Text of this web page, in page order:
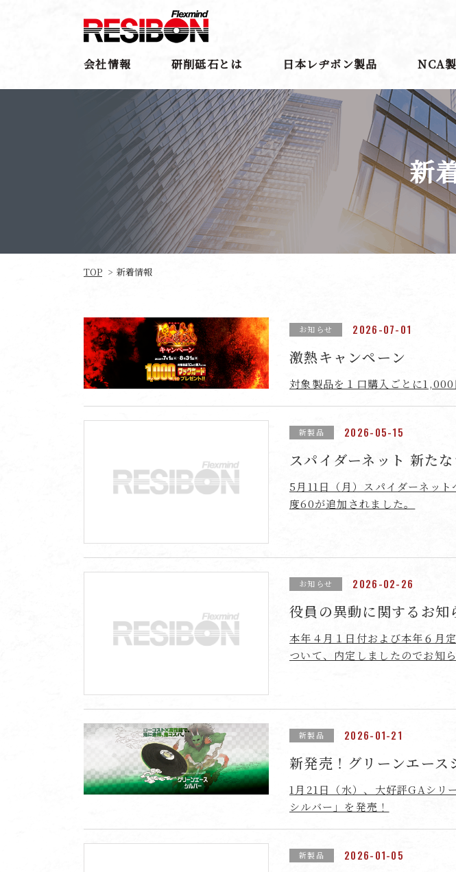
会社情報 研削砥石とは 日本レヂボン製品 NCA
新
TOP 新着情報
お知らせ 2026-07-01
激熱キャンペーン
対象製品を１口購入ごとに
新製品 2026-05-15
スパイダーネット 新た
5月11日（月）スパイダーネッ
度60が追加されました。
お知らせ 2026-02-26
役員の異動に関するお知
本年４月１日付および本年６月
ついて、内定しましたのでお知ら
新製品 2026-01-21
新発売！グリーンエース
1月21日（水）、大好評GAシリ
シルバー」を発売！
新製品 2026-01-05